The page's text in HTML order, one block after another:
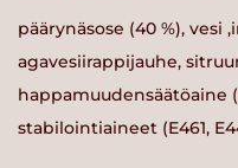
päärynäsose (40 %), vesi
agavesiirappijauhe,
happamuudensäätöaine
stabilointiaineet (E461,